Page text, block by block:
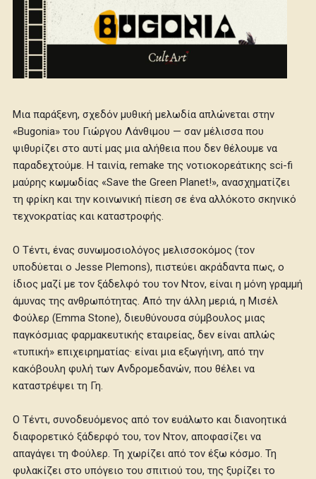
Μια παράξενη, σχεδόν μυθική μελωδία απλώνεται στην
«Bugonia» του Γιώργου Λάνθιμου — σαν μέλισσα που
ψιθυρίζει στο αυτί μας μια αλήθεια που δεν θέλουμε να
παραδεχτούμε. Η ταινία, remake της νοτιοκορεάτικης sci-fi
μαύρης κωμωδίας «Save the Green Planet!», ανασχηματίζει
τη φρίκη και την κοινωνική πίεση σε ένα αλλόκοτο σκηνικό
τεχνοκρατίας και καταστροφής.
Ο Τέντι, ένας συνωμοσιολόγος μελισσοκόμος (τον
υποδύεται ο Jesse Plemons), πιστεύει ακράδαντα πως, ο
ίδιος μαζί με τον ξάδελφό του τον Ντον, είναι η μόνη γραμμή
άμυνας της ανθρωπότητας. Από την άλλη μεριά, η Μισέλ
Φούλερ (Emma Stone), διευθύνουσα σύμβουλος μιας
παγκόσμιας φαρμακευτικής εταιρείας, δεν είναι απλώς
«τυπική» επιχειρηματίας· είναι μια εξωγήινη, από την
κακόβουλη φυλή των Ανδρομεδανών, που θέλει να
καταστρέψει τη Γη.
Ο Τέντι, συνοδευόμενος από τον ευάλωτο και διανοητικά
διαφορετικό ξάδερφό του, τον Ντον, αποφασίζει να
απαγάγει τη Φούλερ. Τη χωρίζει από τον έξω κόσμο. Τη
φυλακίζει στο υπόγειο του σπιτιού του, της ξυρίζει το